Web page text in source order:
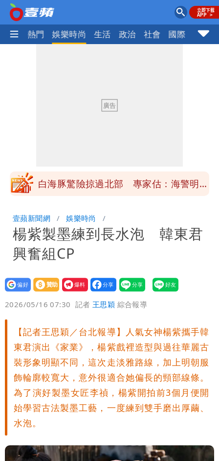
焦點 熱門 娛樂時尚 生活 政治 社會 國際 財經
「終於能交代」 捐500萬獎學金延續愛
白海豚颱風逼近！鄭明典示警「恐遇黑潮
砸重金再買一整桌卡盒
白海豚驚險掠過北部 專家估：海警明發
「終於能交代」 捐500萬獎學金延續愛
白海豚颱風逼近！鄭明典示警「恐遇黑潮
變強」 路徑分歧藏警訊：不利強度維持
壹蘋新聞網 娛樂時尚
楊紫製墨練到長水泡 韓東君
興奮組CP
設為
贊助
我要
爆料
2026/05/16 07:30 記者王思穎 綜合報導
【記者王思穎／台北報導】人氣女神楊紫攜手韓
東君演出《家業》，楊紫戲裡造型與過往華麗古
裝形象明顯不同，這次走淡雅路線，加上明朝服
飾輪廓較寬大，意外很適合她偏長的頸部線條。
為了演好製墨女匠李禎，楊紫開拍前3個月便開
始學習古法製墨工藝，一度練到雙手磨出厚繭、
水泡。